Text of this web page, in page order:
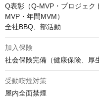
Q表彰（Q-MVP・プロジェク
MVP・年間MVM）
全社BBQ、部活動
加入保険
社会保険完備（健康保険、厚
受動喫煙対策
屋内全面禁煙